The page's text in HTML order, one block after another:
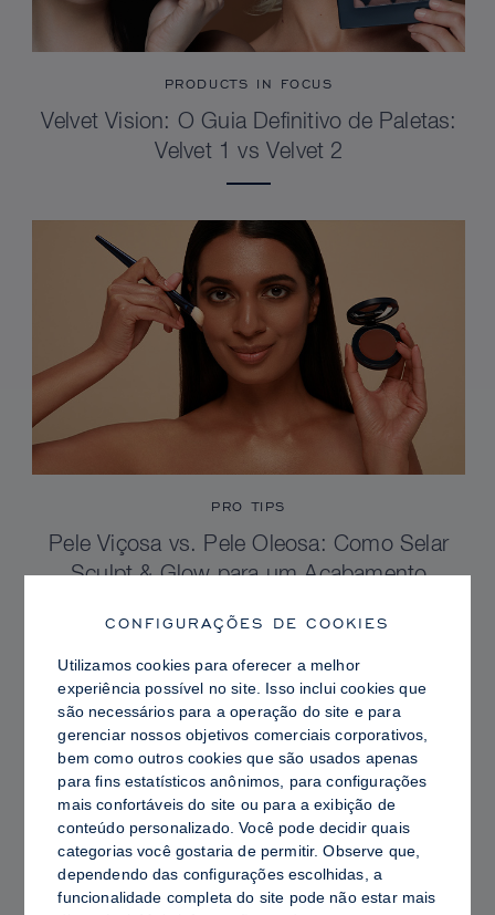
PRODUCTS IN FOCUS
Velvet Vision: O Guia Definitivo de Paletas:
Velvet 1 vs Velvet 2
PRO TIPS
Pele Viçosa vs. Pele Oleosa: Como Selar
Sculpt & Glow para um Acabamento
CONFIGURAÇÕES DE COOKIES
Utilizamos cookies para oferecer a melhor
experiência possível no site. Isso inclui cookies que
são necessários para a operação do site e para
gerenciar nossos objetivos comerciais corporativos,
bem como outros cookies que são usados ​​apenas
para fins estatísticos anônimos, para configurações
mais confortáveis ​​do site ou para a exibição de
conteúdo personalizado. Você pode decidir quais
categorias você gostaria de permitir. Observe que,
dependendo das configurações escolhidas, a
funcionalidade completa do site pode não estar mais